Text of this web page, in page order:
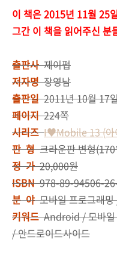
이 책은 2015년 11월 25
그간 이 책을 읽어주신 분
출판사제이펍
저자명장영남
출판일2011년 10월 17
페이지224쪽
시리즈 I♥Mobile 13 (아
판 형크라운판 변형
정 가20,000원
ISBN978-89-94506-
분 야모바일 프로그래
키워드Android / 모바일
/ 안드로이드사이드